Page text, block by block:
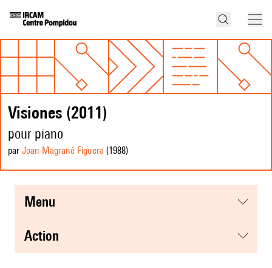
Visiones (2011)
pour piano
par Joan Magrané Figuera (1988)
menu
action